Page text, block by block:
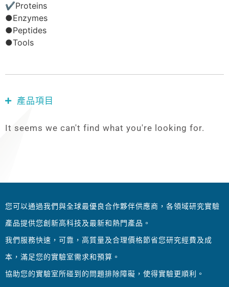
✔Proteins
●Enzymes
●Peptides
●Tools
產品項目
It seems we can't find what you're looking for.
您可以通過我們與全球最優良合作夥伴供應商，各領域研究實驗
產品提供您創新高科技及最新和熱門產品。
我們服務快速，可靠，高質量及合理價格節省您研究經費及成
本，滿足您的實驗室需求和預算。
協助您的實驗室所碰到的問題排除障礙，使得實驗更順利。